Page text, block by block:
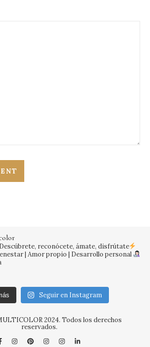
Descúbrete, reconócete, ámate, disfrútate
| Amor propio | Desarrollo personal
Seguir en Instagram
2024. Todos los derechos
reservados.